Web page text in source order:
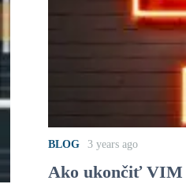
BLOG 3 years ago
Ako ukončiť VIM